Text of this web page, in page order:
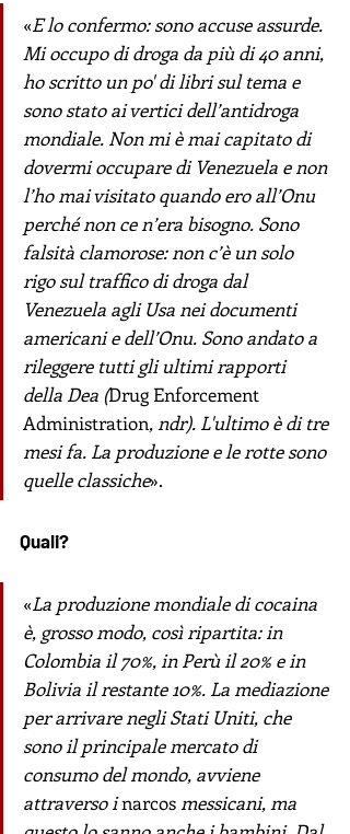
«E lo confermo: sono accuse assurde.
Mi occupo di droga da più di 40 anni,
ho scritto un po' di libri sul tema e
sono stato ai vertici dell’antidroga
mondiale. Non mi è mai capitato di
dovermi occupare di Venezuela e non
l’ho mai visitato quando ero all’Onu
perché non ce n’era bisogno. Sono
falsità clamorose: non c’è un solo
rigo sul traffico di droga dal
Venezuela agli Usa nei documenti
americani e dell’Onu. Sono andato a
rileggere tutti gli ultimi rapporti
della Dea (Drug Enforcement
Administration, ndr). L'ultimo è di tre
mesi fa. La produzione e le rotte sono
quelle classiche».
Quali?
«La produzione mondiale di cocaina
è, grosso modo, così ripartita: in
Colombia il 70%, in Perù il 20% e in
Bolivia il restante 10%. La mediazione
per arrivare negli Stati Uniti, che
sono il principale mercato di
consumo del mondo, avviene
attraverso i narcos messicani, ma